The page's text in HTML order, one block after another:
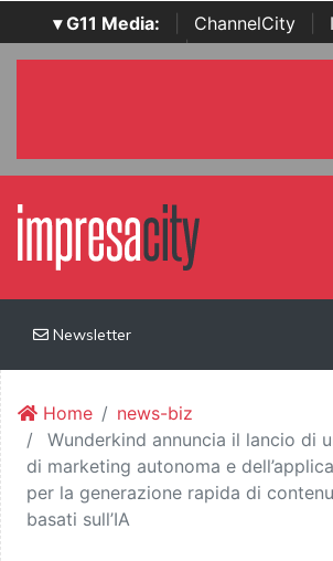
▾ G11 Media: ChannelCity
SecurityOpenLab | Italian Channel
Newsletter
Home
news-biz
Wunderkind annuncia il lancio di
di marketing autonoma e
per la generazione rapida di
basati sull’IA